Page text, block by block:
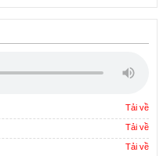
Tải về
Tải về
Tải về